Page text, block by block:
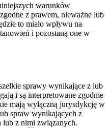
warunków
z prawem, nieważne lub
to miało wpływu na
i pozostaną one w
sprawy wynikające z lub
i są interpretowane zgodnie
mają wyłączną jurysdykcję w
spraw wynikających z
z nimi związanych.